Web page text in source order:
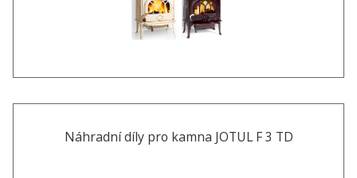
Náhradní díly pro kamna JOTUL F 3 TD